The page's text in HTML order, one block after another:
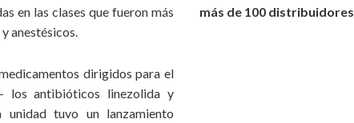
en las clases que fueron más
anestésicos.
dirigidos para el
los antibióticos linezolida y
tuvo un lanzamiento
más de 100 distribuidores